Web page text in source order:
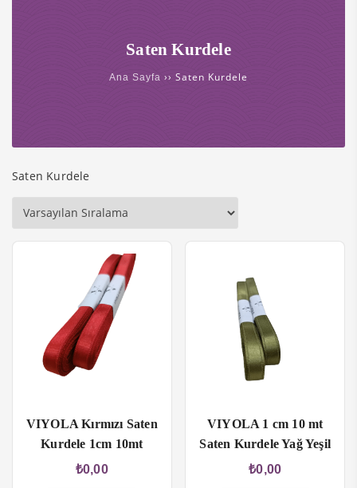
Saten Kurdele
Ana Sayfa ›› Saten Kurdele
Saten Kurdele
VIYOLA Kırmızı Saten
Kurdele 1cm 10mt
₺0,00
VIYOLA 1 cm 10 mt
Saten Kurdele Yağ Yeşil
₺0,00